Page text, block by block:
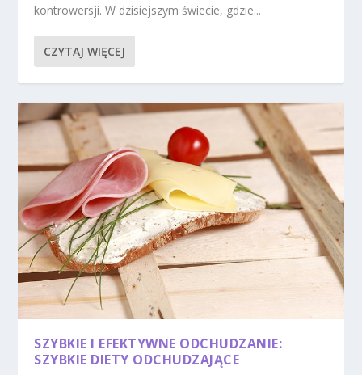
kontrowersji. W dzisiejszym świecie, gdzie...
CZYTAJ WIĘCEJ
SZYBKIE I EFEKTYWNE ODCHUDZANIE:
SZYBKIE DIETY ODCHUDZAJĄCE